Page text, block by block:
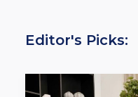
Editor's Picks: